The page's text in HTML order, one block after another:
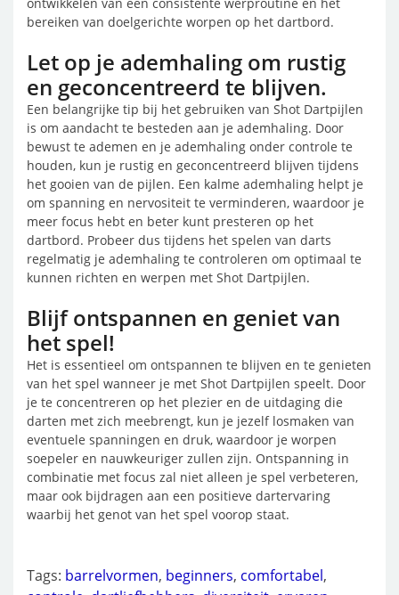
bereiken van doelgerichte worpen op het dartbord.
Let op je ademhaling om rustig
en geconcentreerd te blijven.
Een belangrijke tip bij het gebruiken van Shot Dartpijlen
is om aandacht te besteden aan je ademhaling. Door
bewust te ademen en je ademhaling onder controle te
houden, kun je rustig en geconcentreerd blijven tijdens
het gooien van de pijlen. Een kalme ademhaling helpt je
om spanning en nervositeit te verminderen, waardoor je
meer focus hebt en beter kunt presteren op het
dartbord. Probeer dus tijdens het spelen van darts
regelmatig je ademhaling te controleren om optimaal te
kunnen richten en werpen met Shot Dartpijlen.
Blijf ontspannen en geniet van
het spel!
Het is essentieel om ontspannen te blijven en te genieten
van het spel wanneer je met Shot Dartpijlen speelt. Door
je te concentreren op het plezier en de uitdaging die
darten met zich meebrengt, kun je jezelf losmaken van
eventuele spanningen en druk, waardoor je worpen
soepeler en nauwkeuriger zullen zijn. Ontspanning in
combinatie met focus zal niet alleen je spel verbeteren,
maar ook bijdragen aan een positieve dartervaring
waarbij het genot van het spel voorop staat.
Tags: barrelvormen, beginners, comfortabel,